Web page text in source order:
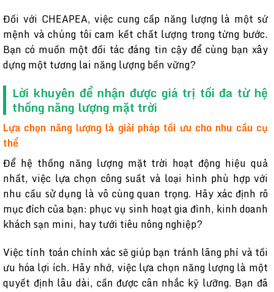
Đối với CHEAPEA, việc cung cấp năng lượng là một sứ
mệnh và chúng tôi cam kết chất lượng trong từng bước.
Bạn có muốn một đối tác đáng tin cậy để cùng bạn xây
dựng một tương lai năng lượng bền vững?
Lời khuyên để nhận được giá trị tối đa từ hệ
thống năng lượng mặt trời
Lựa chọn năng lượng là giải pháp tối ưu cho nhu cầu cụ
thể
Để hệ thống năng lượng mặt trời hoạt động hiệu quả
nhất, việc lựa chọn công suất và loại hình phù hợp với
nhu cầu sử dụng là vô cùng quan trọng. Hãy xác định rõ
mục đích của bạn: phục vụ sinh hoạt gia đình, kinh doanh
khách sạn mini, hay tưới tiêu nông nghiệp?
Việc tính toán chính xác sẽ giúp bạn tránh lãng phí và tối
ưu hóa lợi ích. Hãy nhớ, việc lựa chọn năng lượng là một
quyết định lâu dài, cần được cân nhắc kỹ lưỡng. Bạn đã